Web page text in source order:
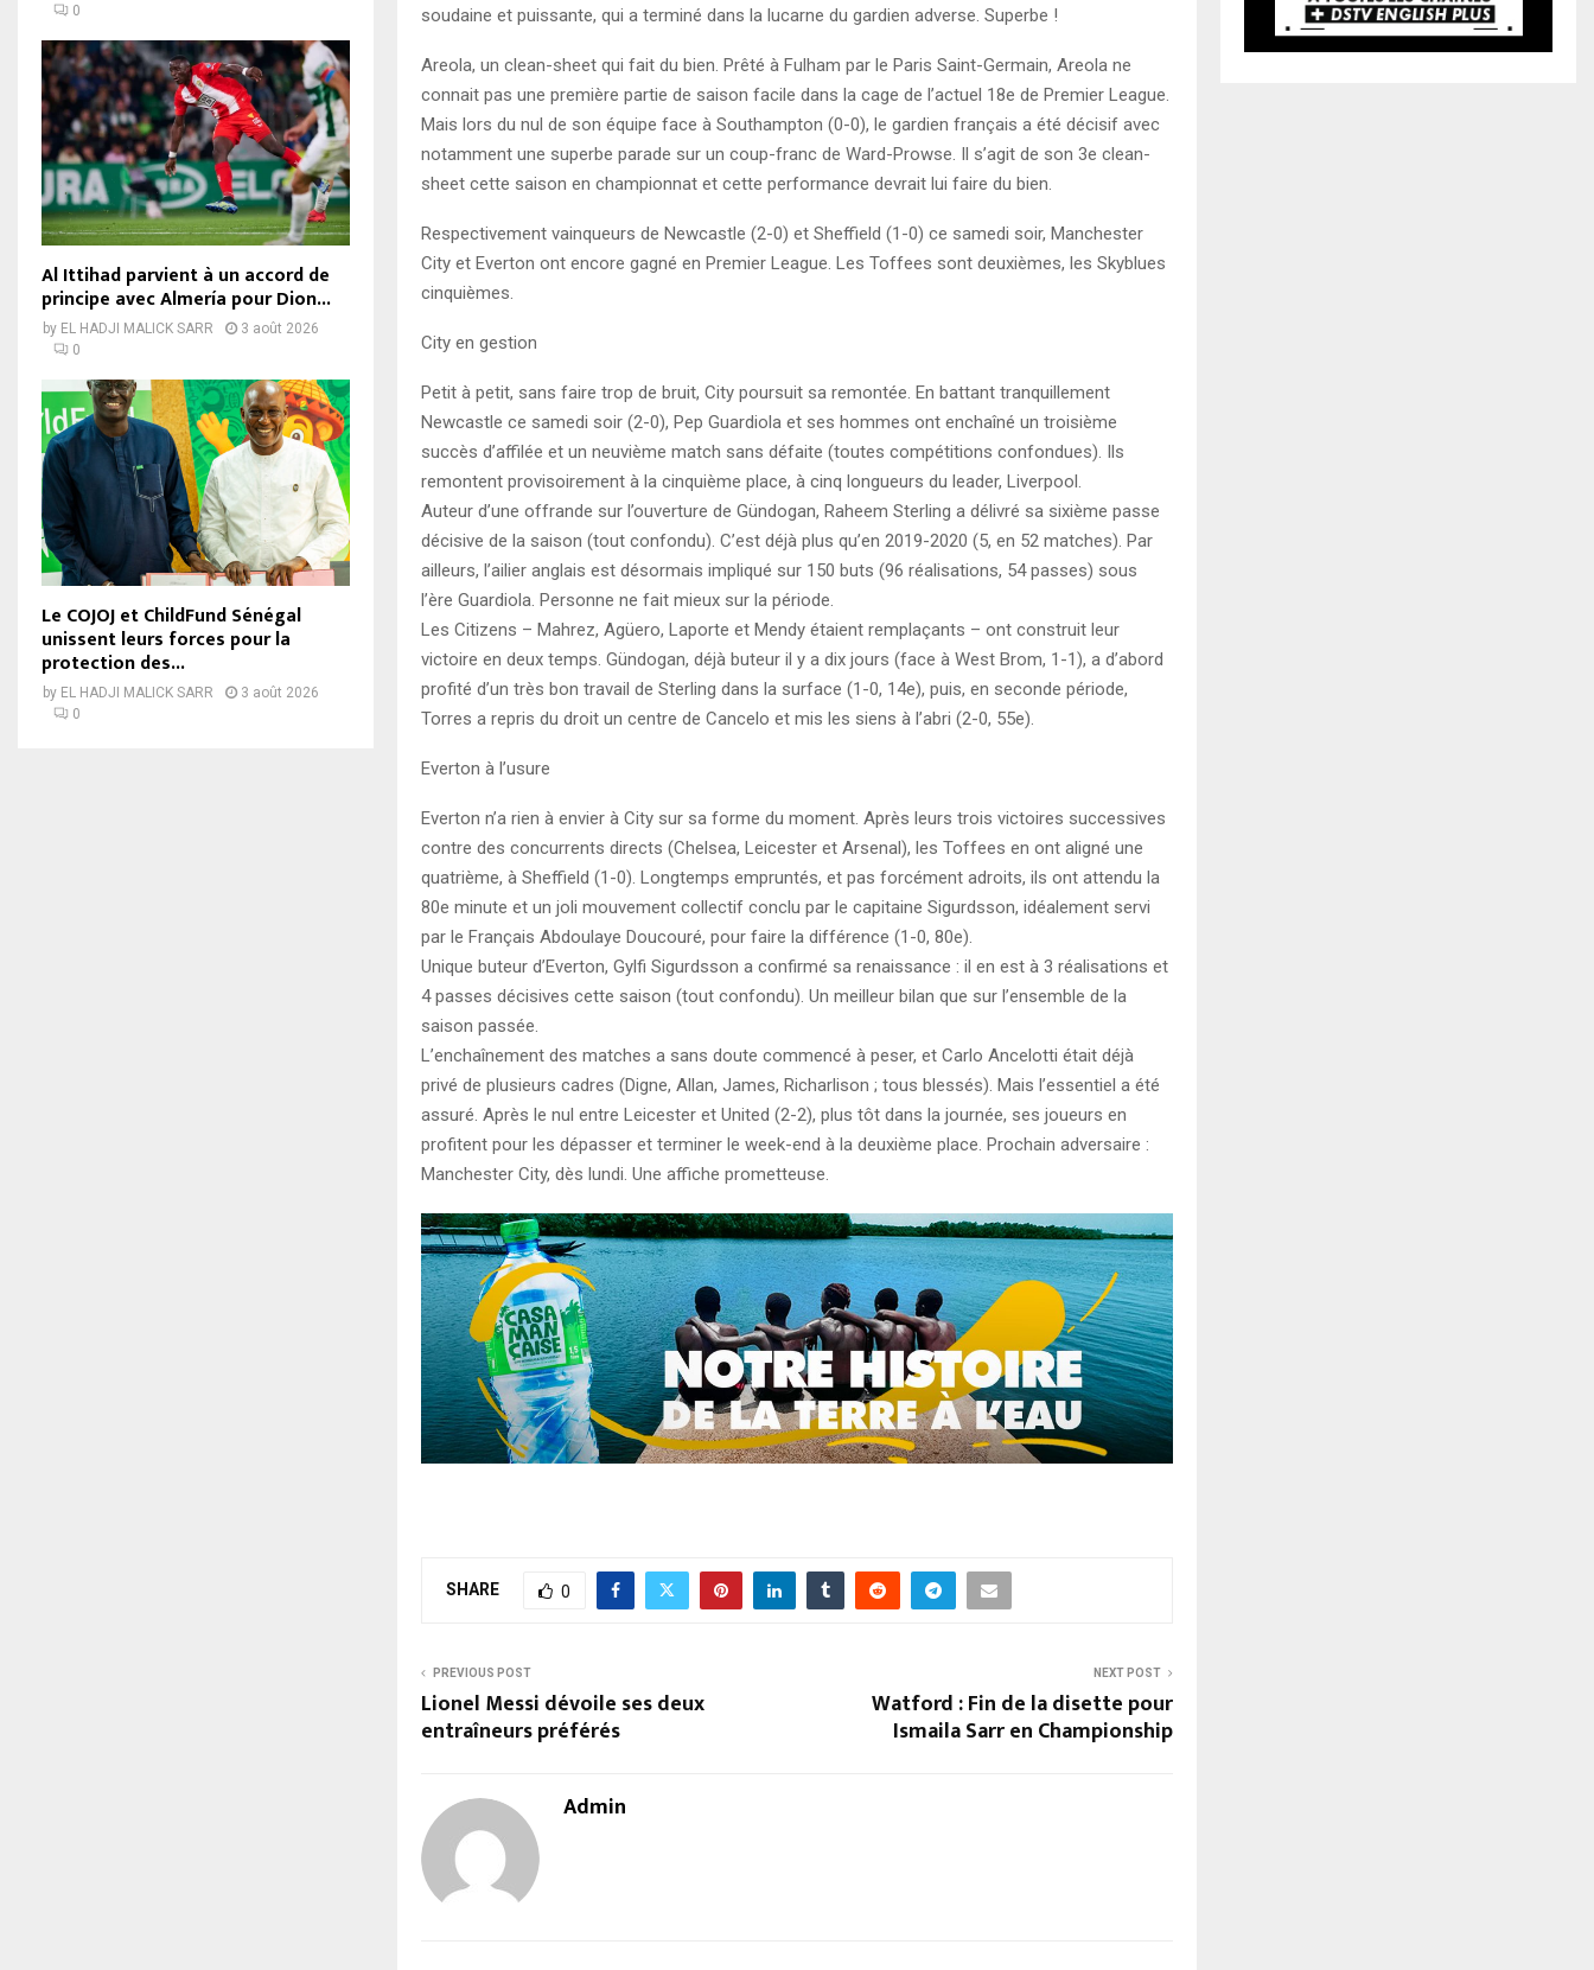
soudaine et puissante, qui a terminé dans la lucarne du gardien adverse. Superbe !
Areola, un clean-sheet qui fait du bien. Prêté à Fulham par le Paris Saint-Germain, Areola ne
connait pas une première partie de saison facile dans la cage de l’actuel 18e de Premier League.
Mais lors du nul de son équipe face à Southampton (0-0), le gardien français a été décisif avec
notamment une superbe parade sur un coup-franc de Ward-Prowse. Il s’agit de son 3e clean-
sheet cette saison en championnat et cette performance devrait lui faire du bien.
Respectivement vainqueurs de Newcastle (2-0) et Sheffield (1-0) ce samedi soir, Manchester
City et Everton ont encore gagné en Premier League. Les Toffees sont deuxièmes, les Skyblues
cinquièmes.
City en gestion
Petit à petit, sans faire trop de bruit, City poursuit sa remontée. En battant tranquillement
Newcastle ce samedi soir (2-0), Pep Guardiola et ses hommes ont enchaîné un troisième
succès d’affilée et un neuvième match sans défaite (toutes compétitions confondues). Ils
remontent provisoirement à la cinquième place, à cinq longueurs du leader, Liverpool.
Auteur d’une offrande sur l’ouverture de Gündogan, Raheem Sterling a délivré sa sixième passe
décisive de la saison (tout confondu). C’est déjà plus qu’en 2019-2020 (5, en 52 matches). Par
ailleurs, l’ailier anglais est désormais impliqué sur 150 buts (96 réalisations, 54 passes) sous
l’ère Guardiola. Personne ne fait mieux sur la période.
Les Citizens – Mahrez, Agüero, Laporte et Mendy étaient remplaçants – ont construit leur
victoire en deux temps. Gündogan, déjà buteur il y a dix jours (face à West Brom, 1-1), a d’abord
profité d’un très bon travail de Sterling dans la surface (1-0, 14e), puis, en seconde période,
Torres a repris du droit un centre de Cancelo et mis les siens à l’abri (2-0, 55e).
Everton à l’usure
Everton n’a rien à envier à City sur sa forme du moment. Après leurs trois victoires successives
contre des concurrents directs (Chelsea, Leicester et Arsenal), les Toffees en ont aligné une
quatrième, à Sheffield (1-0). Longtemps empruntés, et pas forcément adroits, ils ont attendu la
80e minute et un joli mouvement collectif conclu par le capitaine Sigurdsson, idéalement servi
par le Français Abdoulaye Doucouré, pour faire la différence (1-0, 80e).
Unique buteur d’Everton, Gylfi Sigurdsson a confirmé sa renaissance : il en est à 3 réalisations et
4 passes décisives cette saison (tout confondu). Un meilleur bilan que sur l’ensemble de la
saison passée.
L’enchaînement des matches a sans doute commencé à peser, et Carlo Ancelotti était déjà
privé de plusieurs cadres (Digne, Allan, James, Richarlison ; tous blessés). Mais l’essentiel a été
assuré. Après le nul entre Leicester et United (2-2), plus tôt dans la journée, ses joueurs en
profitent pour les dépasser et terminer le week-end à la deuxième place. Prochain adversaire :
Manchester City, dès lundi. Une affiche prometteuse.
SHARE 0
PREVIOUS POST
Lionel Messi dévoile ses deux
entraîneurs préférés
NEXT POST
Watford : Fin de la disette pour
Ismaila Sarr en Championship
Admin
0
Al Ittihad parvient à un accord de
principe avec Almería pour Dion...
by EL HADJI MALICK SARR
3 août 2026
0
Le COJOJ et ChildFund Sénégal
unissent leurs forces pour la
protection des...
by EL HADJI MALICK SARR
3 août 2026
0